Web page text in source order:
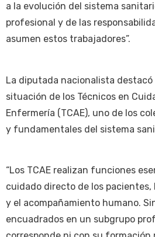
a la evolución del sistema
profesional y de las
asumen estos trabajadores”.
La diputada nacionalista destacó
situación de los Técnicos en
Enfermería (TCAE), uno de los
y fundamentales del sistema
“Los TCAE realizan funciones
cuidado directo de los
y el acompañamiento humano.
encuadrados en un subgrupo